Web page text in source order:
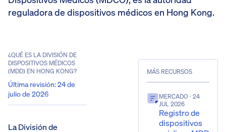
reguladora de dispositivos médicos en Hong Kong.
¿QUÉ ES LA DIVISIÓN DE
DISPOSITIVOS MÉDICOS
(MDD) EN HONG KONG?
Última revisión:24 de
julio de 2026
La División de
MÁS RECURSOS
MERCADO · 24
JUL 2026
Registro de
dispositivos